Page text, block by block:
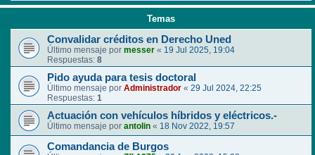
Temas
Convalidar créditos en Derecho Uned
Último mensaje por messer « 19 Jul 2025, 19:04
Respuestas: 8
Pido ayuda para tesis doctoral
Último mensaje por Administrador « 29 Jul 2024, 22:25
Respuestas: 1
Actuación con vehículos híbridos y eléctricos.-
Último mensaje por antolin « 18 Nov 2022, 19:57
Comandancia de Burgos